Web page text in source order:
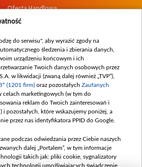
Oferta Handlowa
Dostępność
zgłoszeń wewnętrznych
do serwisu", aby wyrazić zgody na
śledzenia i zbierania danych,
urządzeniu końcowym i ich
Twoich danych osobowych przez
w likwidacji (zwaną dalej również „TVP”),
(1201 firm) oraz pozostałych Zaufanych
celach marketingowych (w tym do
reklam do Twoich zainteresowań i
i pozostałych, które wskazujemy poniżej, a
przez nas identyfikatora PPID do Google.
podczas odwiedzania przez Ciebie naszych
zwanych dalej „Portalem”, w tym informacje
takich jak: pliki cookie, sygnalizatory
technologii umożliwiających świadczenie